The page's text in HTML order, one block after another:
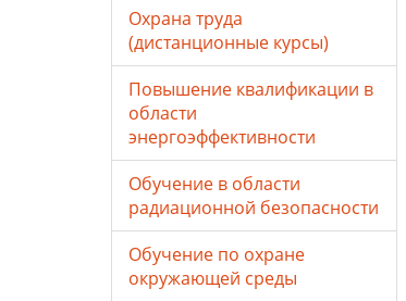
Охрана труда
(дистанционные курсы)
Повышение квалификации в
области
энергоэффективности
Обучение в области
радиационной безопасности
Обучение по охране
окружающей среды